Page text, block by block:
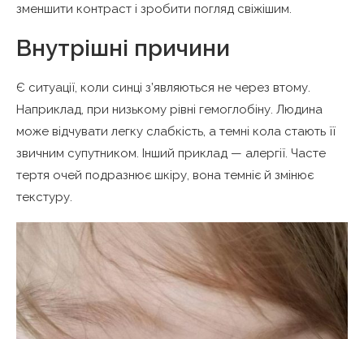
зменшити контраст і зробити погляд свіжішим.
Внутрішні причини
Є ситуації, коли синці з’являються не через втому.
Наприклад, при низькому рівні гемоглобіну. Людина
може відчувати легку слабкість, а темні кола стають її
звичним супутником. Інший приклад — алергії. Часте
тертя очей подразнює шкіру, вона темніє й змінює
текстуру.